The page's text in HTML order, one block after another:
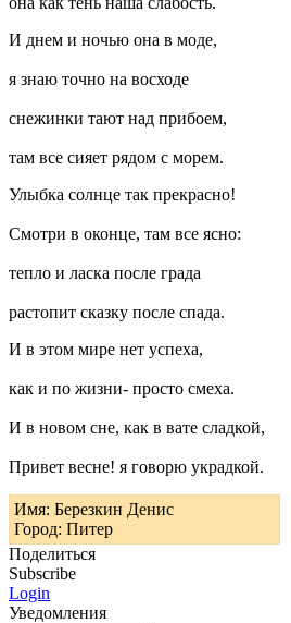
И днем и ночью она в моде,
я знаю точно на восходе
снежинки тают над прибоем,
там все сияет рядом с морем.
Улыбка солнце так прекрасно!
Смотри в оконце, там все ясно:
тепло и ласка после града
растопит сказку после спада.
И в этом мире нет успеха,
как и по жизни- просто смеха.
И в новом сне, как в вате сладкой,
Привет весне! я говорю украдкой.
Имя: Березкин Денис
Город: Питер
Поделиться
Subscribe
Login
Уведомления